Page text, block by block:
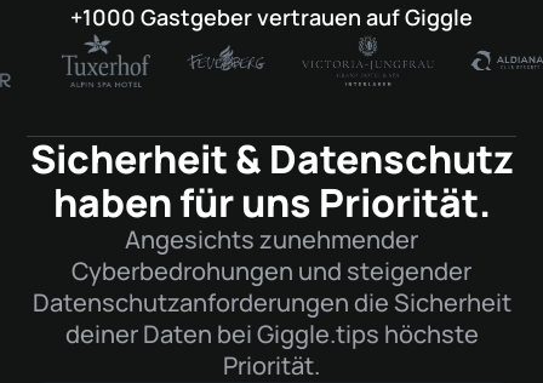
+1000 Gastgeber vertrauen auf Giggle
Sicherheit & Datenschutz
haben für uns Priorität.
Angesichts zunehmender
Cyberbedrohungen und steigender
Datenschutzanforderungen die Sicherheit
deiner Daten bei Giggle.tips höchste
Priorität.